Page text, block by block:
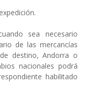
sea necesario
de las mercancías
destino, Andorra o
nacionales podrá
habilitado